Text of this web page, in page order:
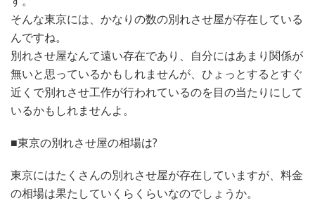
そんな東京には、かなりの数の別れさせ屋が存在している
んですね。
別れさせ屋なんて遠い存在であり、自分にはあまり関係が
無いと思っているかもしれませんが、ひょっとするとすぐ
近くで別れさせ工作が行われているのを目の当たりにして
いるかもしれませんよ。
■東京の別れさせ屋の相場は?
東京にはたくさんの別れさせ屋が存在していますが、料金
の相場は果たしていくらくらいなのでしょうか。